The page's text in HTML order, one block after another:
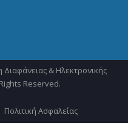
& Ηλεκτρονικής
Reserved.
Πολιτική Ασφαλείας